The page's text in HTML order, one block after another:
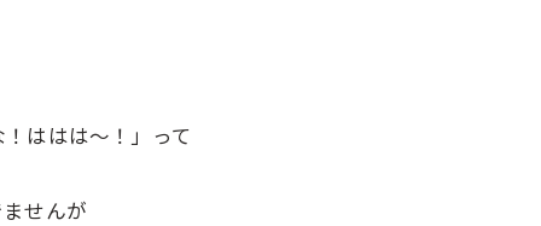
ははは～！」って
せんが